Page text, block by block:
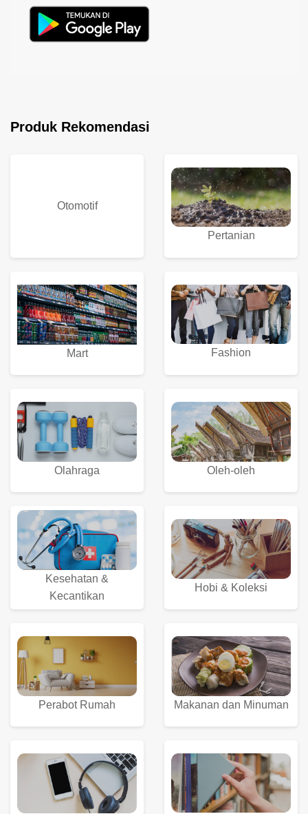
Produk Rekomendasi
Otomotif
Pertanian
Mart Fashion
Olahraga Oleh-oleh
Kesehatan &
Kecantikan
Hobi & Koleksi
Perabot Rumah Makanan dan Minuman